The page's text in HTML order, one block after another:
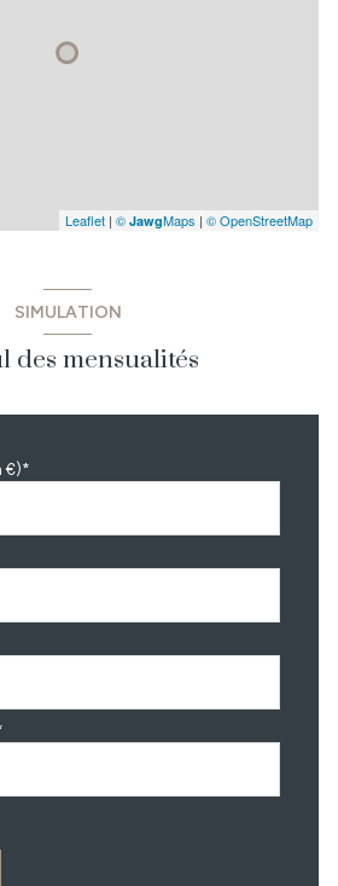
Leaflet | © JawgMaps | © OpenStreetMap
SIMULATION
des mensualités
€)*